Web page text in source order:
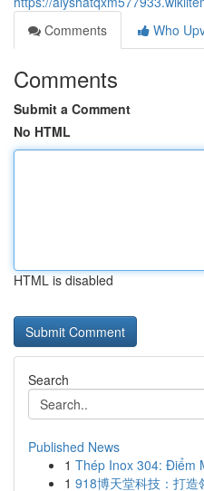
Comments
Who
Comments
Submit a Comment
No HTML
HTML is disabled
Search
Published News
1 Thép Inox 304: Điểm
1 918博天堂科技：打造